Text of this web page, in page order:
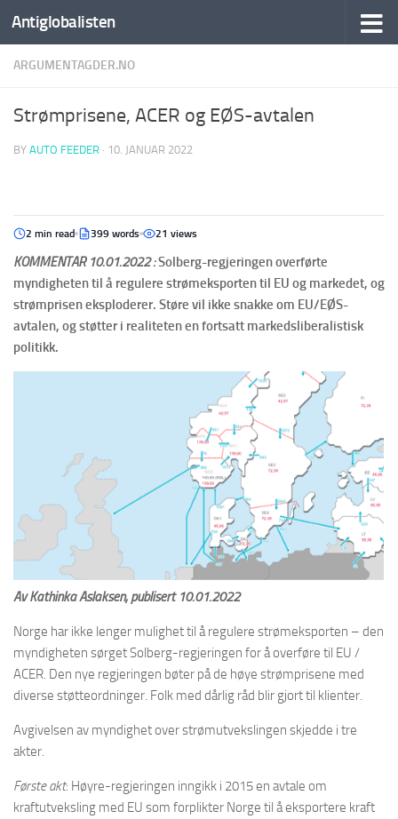
Antiglobalisten
ARGUMENTAGDER.NO
Strømprisene, ACER og EØS-avtalen
BY AUTO FEEDER · 10. JANUAR 2022
2 min read 399 words 21 views
KOMMENTAR 10.01.2022 :Solberg-regjeringen overførte
myndigheten til å regulere strømeksporten til EU og markedet, og
strømprisen eksploderer. Støre vil ikke snakke om EU/EØS-
avtalen, og støtter i realiteten en fortsatt markedsliberalistisk
politikk.
Av Kathinka Aslaksen, publisert 10.01.2022
Norge har ikke lenger mulighet til å regulere strømeksporten – den
myndigheten sørget Solberg-regjeringen for å overføre til EU /
ACER. Den nye regjeringen bøter på de høye strømprisene med
diverse støtteordninger. Folk med dårlig råd blir gjort til klienter.
Avgivelsen av myndighet over strømutvekslingen skjedde i tre
akter.
Første akt: Høyre-regjeringen inngikk i 2015 en avtale om
kraftutveksling med EU som forplikter Norge til å eksportere kraft